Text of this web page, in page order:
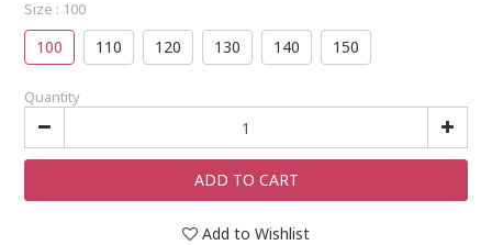
Size : 100
100 110 120 130 140 150
Quantity
ADD TO CART
Add to Wishlist